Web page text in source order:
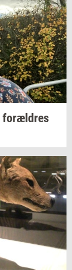
for­æl­dres